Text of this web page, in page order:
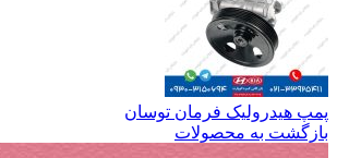
پمپ هیدرولیک فرمان توسان
بازگشت به محصولات